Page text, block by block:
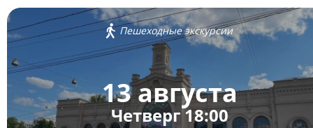
Пешеходные экскурсии
13 августа
Четверг 18:00